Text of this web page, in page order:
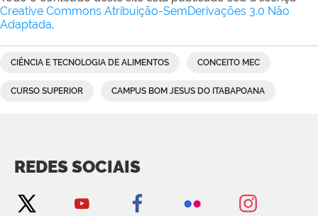
Creative Commons Atribuição-SemDerivações 3.0 Não
Adaptada.
CIÊNCIA E TECNOLOGIA DE ALIMENTOS CONCEITO MEC
CURSO SUPERIOR CAMPUS BOM JESUS DO ITABAPOANA
REDES SOCIAIS